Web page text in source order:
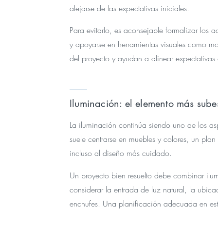
alejarse de las expectativas iniciales.
Para evitarlo, es aconsejable formalizar los
y apoyarse en herramientas visuales como
del proyecto y ayudan a alinear
Iluminación: el elemento más
La iluminación continúa siendo uno de los
suele centrarse en muebles y colores, un
incluso al diseño más cuidado.
Un proyecto bien resuelto debe combinar
considerar la entrada de luz natural, la
enchufes. Una planificación adecuada en